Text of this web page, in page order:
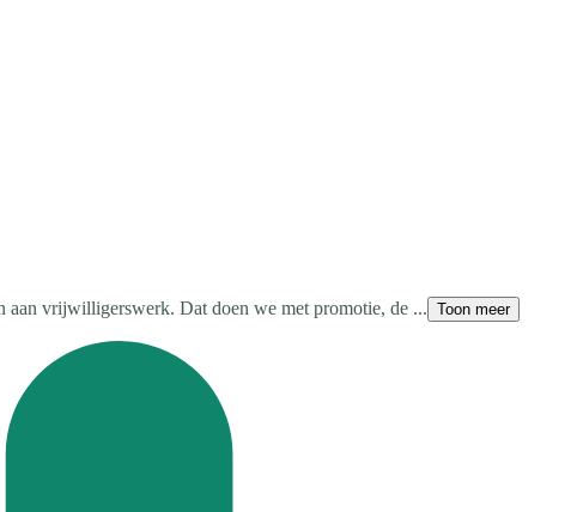
aan vrijwilligerswerk. Dat doen we met promotie, de ... Toon meer